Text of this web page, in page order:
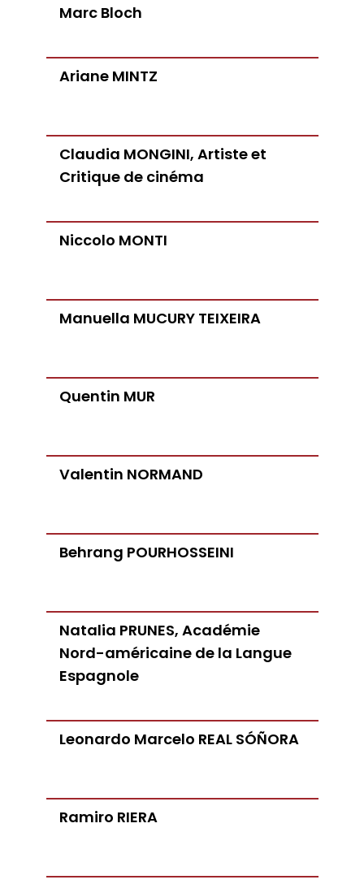
Marc Bloch
Ariane MINTZ
Claudia MONGINI, Artiste et
Critique de cinéma
Niccolo MONTI
Manuella MUCURY TEIXEIRA
Quentin MUR
Valentin NORMAND
Behrang POURHOSSEINI
Natalia PRUNES, Académie
Nord-américaine de la Langue
Espagnole
Leonardo Marcelo REAL SÓÑORA
Ramiro RIERA